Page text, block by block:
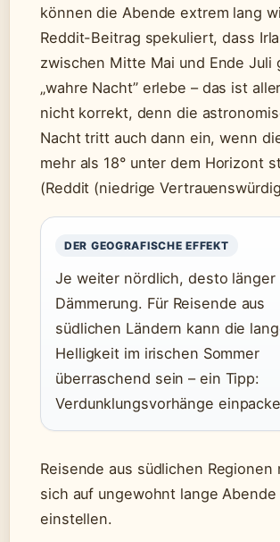
können die Abende extrem lang
Reddit-Beitrag spekuliert, dass
zwischen Mitte Mai und Ende Juli
„wahre Nacht” erlebe – das ist
nicht korrekt, denn die
Nacht tritt auch dann ein, wenn
mehr als 18° unter dem Horizont
(Reddit (niedrige
DER GEOGRAFISCHE EFFEKT
Je weiter nördlich, desto länger
Dämmerung. Für Reisende aus
südlichen Ländern kann die
Helligkeit im irischen Sommer
überraschend sein – ein Tipp:
Verdunklungsvorhänge
Reisende aus südlichen Regionen
sich auf ungewohnt lange Abende
einstellen.